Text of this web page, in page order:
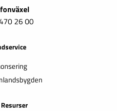
26 00